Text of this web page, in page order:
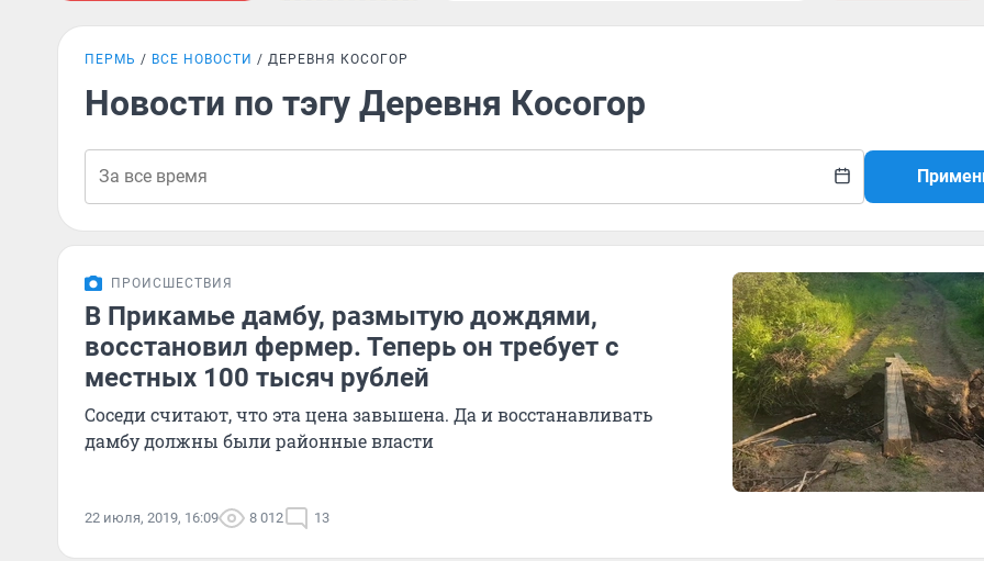
ПЕРМЬ ВСЕ НОВОСТИ ДЕРЕВНЯ КОСОГОР
Новости по тэгу Деревня Косогор
ПРОИСШЕСТВИЯ
В Прикамье дамбу, размытую дождями,
восстановил фермер. Теперь он требует с
местных 100 тысяч рублей
Соседи считают, что эта цена завышена. Да и восстанавливать
дамбу должны были районные власти
22 июля, 2019, 16:09 8 012 13